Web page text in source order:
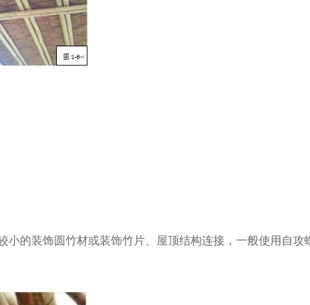
的装饰圆竹材或装饰竹片、屋顶结构连接，一般使用自攻